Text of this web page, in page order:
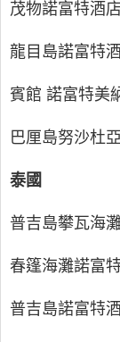
茂物諾富特酒店
龍目島諾富特
賓館 諾富特美
巴厘島努沙杜
泰國
普吉島攀瓦海
春篷海灘諾富
普吉島諾富特